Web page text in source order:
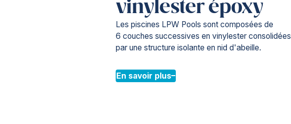
vinylester époxy
Les piscines LPW Pools sont composées de
6 couches successives en vinylester consolidées
par une structure isolante en nid d'abeille.
En savoir plus